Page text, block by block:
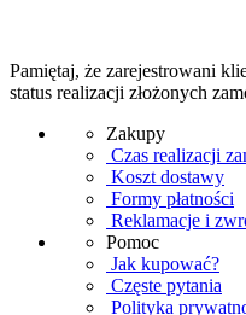
Pamiętaj, że zarejestrowani
status realizacji złożonych
Zakupy
Czas realizacji
Koszt dostawy
Formy płatności
Reklamacje i
Pomoc
Jak kupować?
Częste pytania
Polityka